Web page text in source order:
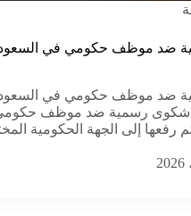
ضد موظف حكومي في
ضد موظف حكومي في
شكوى رسمية ضد موظف
رفعها إلى الجهة الحكومية